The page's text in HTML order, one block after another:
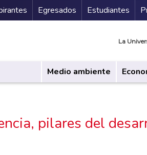
Secundario
Egresados Estudiantes
La
Medio ambiente
pilares del